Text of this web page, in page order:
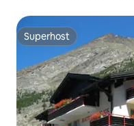
Superhost
Superhost